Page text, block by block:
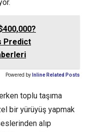
Predict
Powered by Inline Related Posts
toplu taşıma
bir yürüyüş yapmak
alıp